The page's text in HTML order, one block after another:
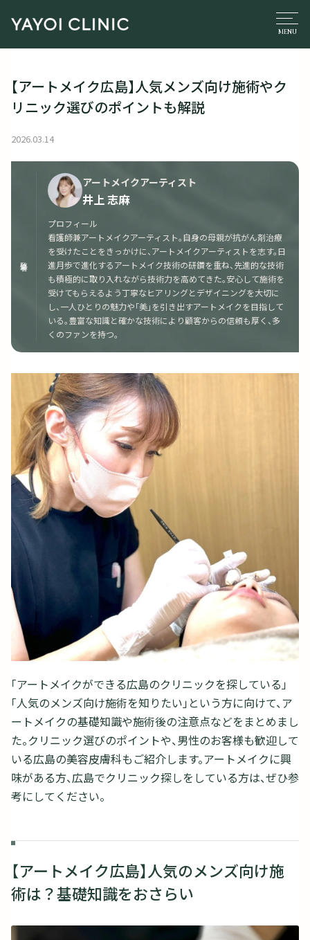
【アートメイク広島】人気メンズ向け施術やク
リニック選びのポイントも解説
2026.03.14
アートメイクアーティスト
井上 志麻
プロフィール
看護師兼アートメイクアーティスト。自身の母親が抗がん剤治療
を受けたことをきっかけに、アートメイクアーティストを志す。日
進月歩で進化するアートメイク技術の研鑽を重ね、先進的な技術
も積極的に取り入れながら技術力を高めてきた。安心して施術を
受けてもらえるよう丁寧なヒアリングとデザイニングを大切に
し、一人ひとりの魅力や「美」を引き出すアートメイクを目指して
いる。豊富な知識と確かな技術により顧客からの信頼も厚く、多
くのファンを持つ。
「アートメイクができる広島のクリニックを探している」
「人気のメンズ向け施術を知りたい」という方に向けて、ア
ートメイクの基礎知識や施術後の注意点などをまとめまし
た。クリニック選びのポイントや、男性のお客様も歓迎して
いる広島の美容皮膚科もご紹介します。アートメイクに興
味がある方、広島でクリニック探しをしている方は、ぜひ参
考にしてください。
【アートメイク広島】人気のメンズ向け施
術は？基礎知識をおさらい